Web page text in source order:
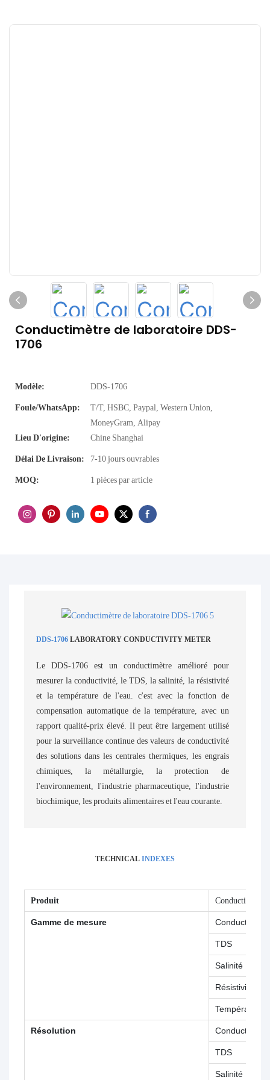
Conductimètre de laboratoire DDS-
1706
Modèle: DDS-1706
Foule/WhatsApp:
T/T, HSBC, Paypal, Western Union,
MoneyGram, Alipay
Lieu D'origine:
Chine Shanghai
Délai De Livraison: 7-10 jours ouvrables
MOQ: 1 pièces par article
DDS-1706LABORATORY CONDUCTIVITY METER
Le DDS-1706 est un conductimètre amélioré pour
mesurer la conductivité, le TDS, la salinité, la résistivité
et la température de l'eau. c'est avec la fonction de
compensation automatique de la température, avec un
rapport qualité-prix élevé. Il peut être largement utilisé
pour la surveillance continue des valeurs de conductivité
des solutions dans les centrales thermiques, les engrais
chimiques, la métallurgie, la protection de
l'environnement, l'industrie pharmaceutique, l'industrie
biochimique, les produits alimentaires et l'eau courante.
TECHNICAL INDEXES
Produit Conductimètre
Gamme de mesure Conductivité
TDS
Salinité
Résistivité
Température
Résolution Conductivité
TDS
Salinité